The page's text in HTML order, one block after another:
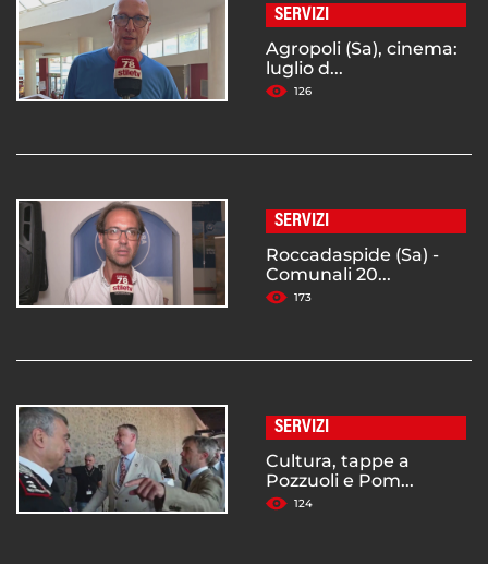
SERVIZI
Agropoli (Sa), cinema:
luglio d...
126
SERVIZI
Roccadaspide (Sa) -
Comunali 20...
173
SERVIZI
Cultura, tappe a
Pozzuoli e Pom...
124